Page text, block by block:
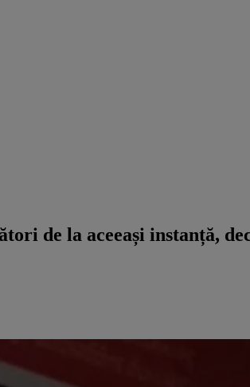
de la aceeași instanță,